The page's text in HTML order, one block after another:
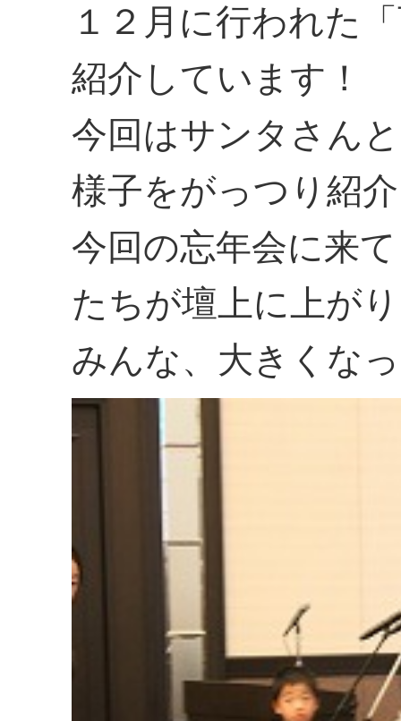
１２月に行われた
紹介しています！
今回はサンタさん
様子をがっつり紹
今回の忘年会に来
たちが壇上に上が
みんな、大きくな